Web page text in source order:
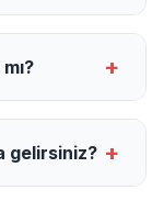
+
gelirsiniz? +